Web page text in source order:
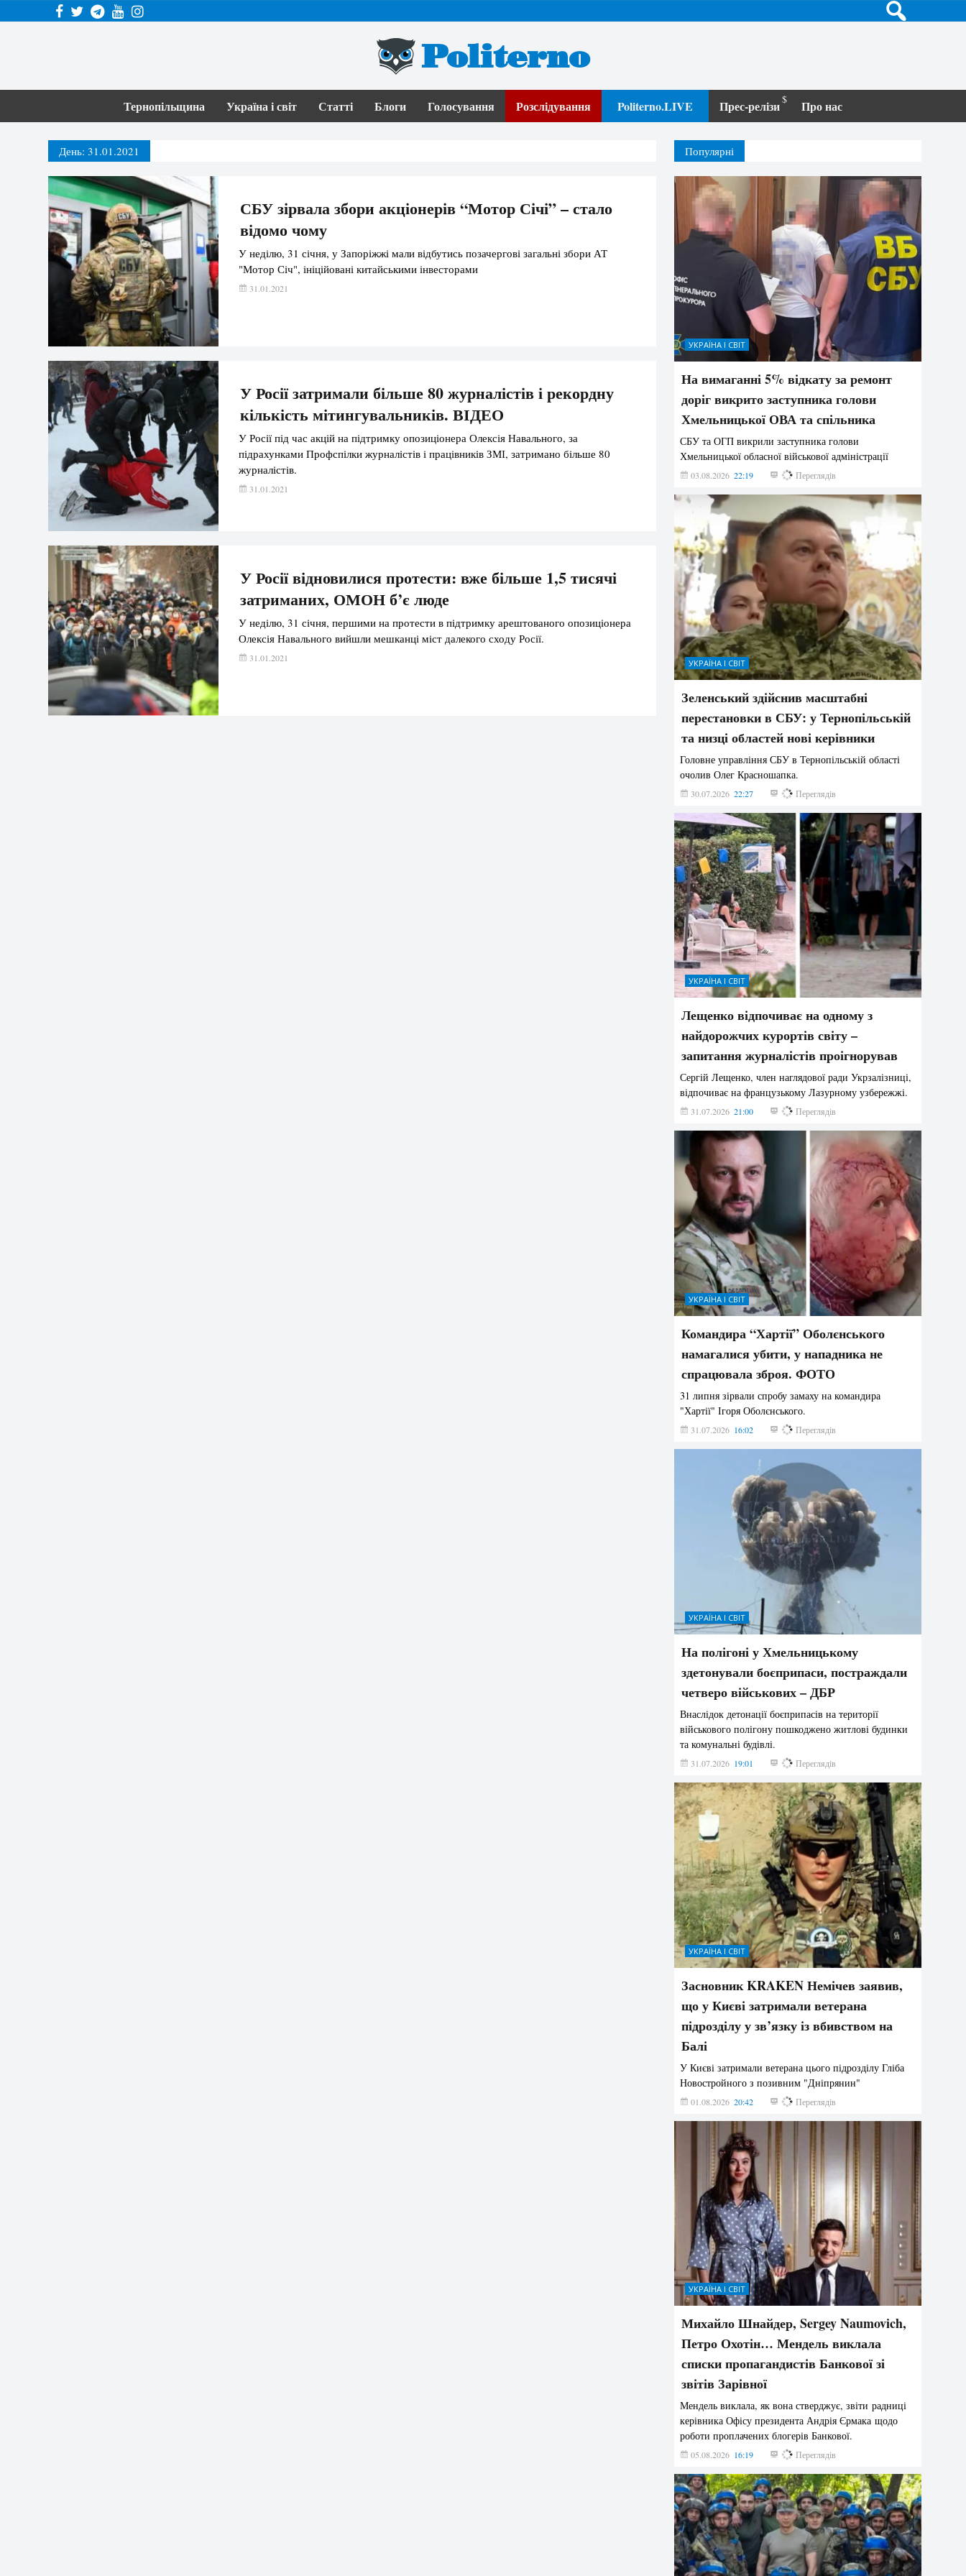
Politerno
Тернопільщина Україна і світ Статті Блоги Голосування Розслідування Politerno.LIVE Прес-релізи Про нас
День: 31.01.2021
СБУ зірвала збори акціонерів “Мотор Січі” – стало
відомо чому
У неділю, 31 січня, у Запоріжжі мали відбутись позачергові загальні збори АТ
"Мотор Січ", ініційовані китайськими інвесторами
31.01.2021
У Росії затримали більше 80 журналістів і рекордну
кількість мітингувальників. ВІДЕО
У Росії під час акцій на підтримку опозиціонера Олексія Навального, за
підрахунками Профспілки журналістів і працівників ЗМІ, затримано більше 80
журналістів.
31.01.2021
У Росії відновилися протести: вже більше 1,5 тисячі
затриманих, ОМОН б’є люде
У неділю, 31 січня, першими на протести в підтримку арештованого опозиціонера
Олексія Навального вийшли мешканці міст далекого сходу Росії.
31.01.2021
Популярні
УКРАЇНА І СВІТ
На вимаганні 5% відкату за ремонт
доріг викрито заступника голови
Хмельницької ОВА та спільника
СБУ та ОГП викрили заступника голови
Хмельницької обласної військової адміністрації
03.08.2026 22:19 833 Переглядів
УКРАЇНА І СВІТ
Зеленський здійснив масштабні
перестановки в СБУ: у Тернопільській
та низці областей нові керівники
Головне управління СБУ в Тернопільській області
очолив Олег Красношапка.
30.07.2026 22:27 622 Переглядів
УКРАЇНА І СВІТ
Лещенко відпочиває на одному з
найдорожчих курортів світу –
запитання журналістів проігнорував
Сергій Лещенко, член наглядової ради Укрзалізниці,
відпочиває на французькому Лазурному узбережжі.
31.07.2026 21:00 201 Переглядів
УКРАЇНА І СВІТ
Командира “Хартії” Оболєнського
намагалися убити, у нападника не
спрацювала зброя. ФОТО
31 липня зірвали спробу замаху на командира
"Хартії" Ігоря Оболєнського.
31.07.2026 16:02 183 Переглядів
УКРАЇНА І СВІТ
На полігоні у Хмельницькому
здетонували боєприпаси, постраждали
четверо військових – ДБР
Внаслідок детонації боєприпасів на території
військового полігону пошкоджено житлові будинки
та комунальні будівлі.
31.07.2026 19:01 177 Переглядів
УКРАЇНА І СВІТ
Засновник KRAKEN Немічев заявив,
що у Києві затримали ветерана
підрозділу у зв’язку із вбивством на
Балі
У Києві затримали ветерана цього підрозділу Гліба
Новостройного з позивним "Дніпрянин"
01.08.2026 20:42 168 Переглядів
УКРАЇНА І СВІТ
Михайло Шнайдер, Sergey Naumovich,
Петро Охотін… Мендель виклала
списки пропагандистів Банкової зі
звітів Зарівної
Мендель виклала, як вона стверджує, звіти радниці
керівника Офісу президента Андрія Єрмака щодо
роботи проплачених блогерів Банкової.
05.08.2026 16:19 167 Переглядів